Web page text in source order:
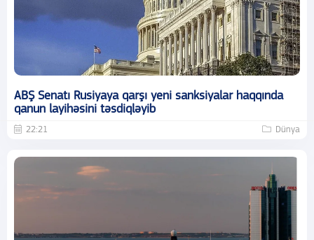
ABŞ Senatı Rusiyaya qarşı yeni sanksiyalar haqqında
qanun layihəsini təsdiqləyib
22:21 Dünya